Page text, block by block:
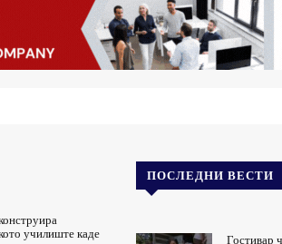
училиште каде
ПОСЛЕДНИ ВЕСТИ
Гостивар